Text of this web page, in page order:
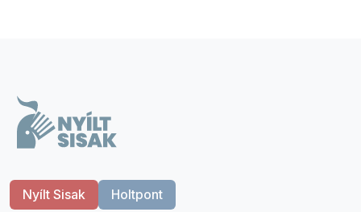
Nyílt Sisak Holtpont